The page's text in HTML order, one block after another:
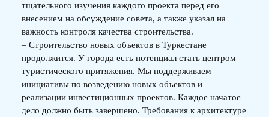
тщательного изучения каждого проекта перед его
внесением на обсуждение совета, а также указал на
важность контроля качества строительства.
– Строительство новых объектов в Туркестане
продолжится. У города есть потенциал стать центром
туристического притяжения. Мы поддерживаем
инициативы по возведению новых объектов и
реализации инвестиционных проектов. Каждое начатое
дело должно быть завершено. Требования к архитектуре